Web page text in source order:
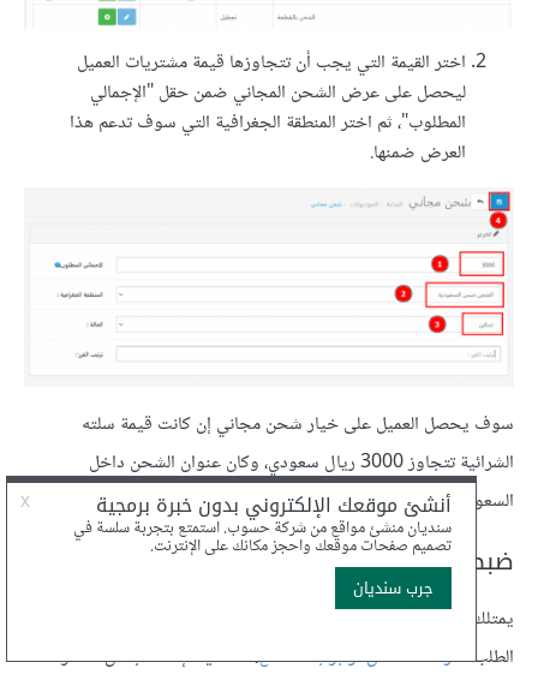
اختر القيمة التي يجب أن تتجاوزها قيمة مشتريات العميل
ليحصل على عرض الشحن المجاني ضمن حقل "الإجمالي
المطلوب"، ثم اختر المنطقة الجغرافية التي سوف تدعم هذا
العرض ضمنها.
سوف يحصل العميل على خيار شحن مجاني إن كانت قيمة سلته
الشرائية تتجاوز 3000 ريال سعودي، وكان عنوان الشحن داخل
السعودية.
ضبط إعدادات المتجر
يمتلك متجرك اسمًا ما، وهو الاسم الذي سوف تستخدمه عند تقديم
الطلبلشركات الشحن أو بوابات الدفع، لذا عليك إضافة بعض المعلومات